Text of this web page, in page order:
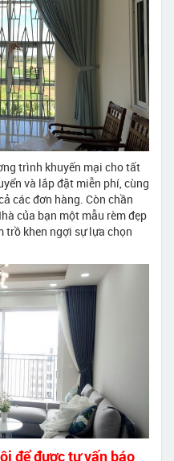
trình khuyến mại cho tất
và lắp đặt miễn phí, cùng
các đơn hàng. Còn chần
của bạn một mẫu rèm đẹp
trồ khen ngợi sự lựa chọn
để được tư vấn báo